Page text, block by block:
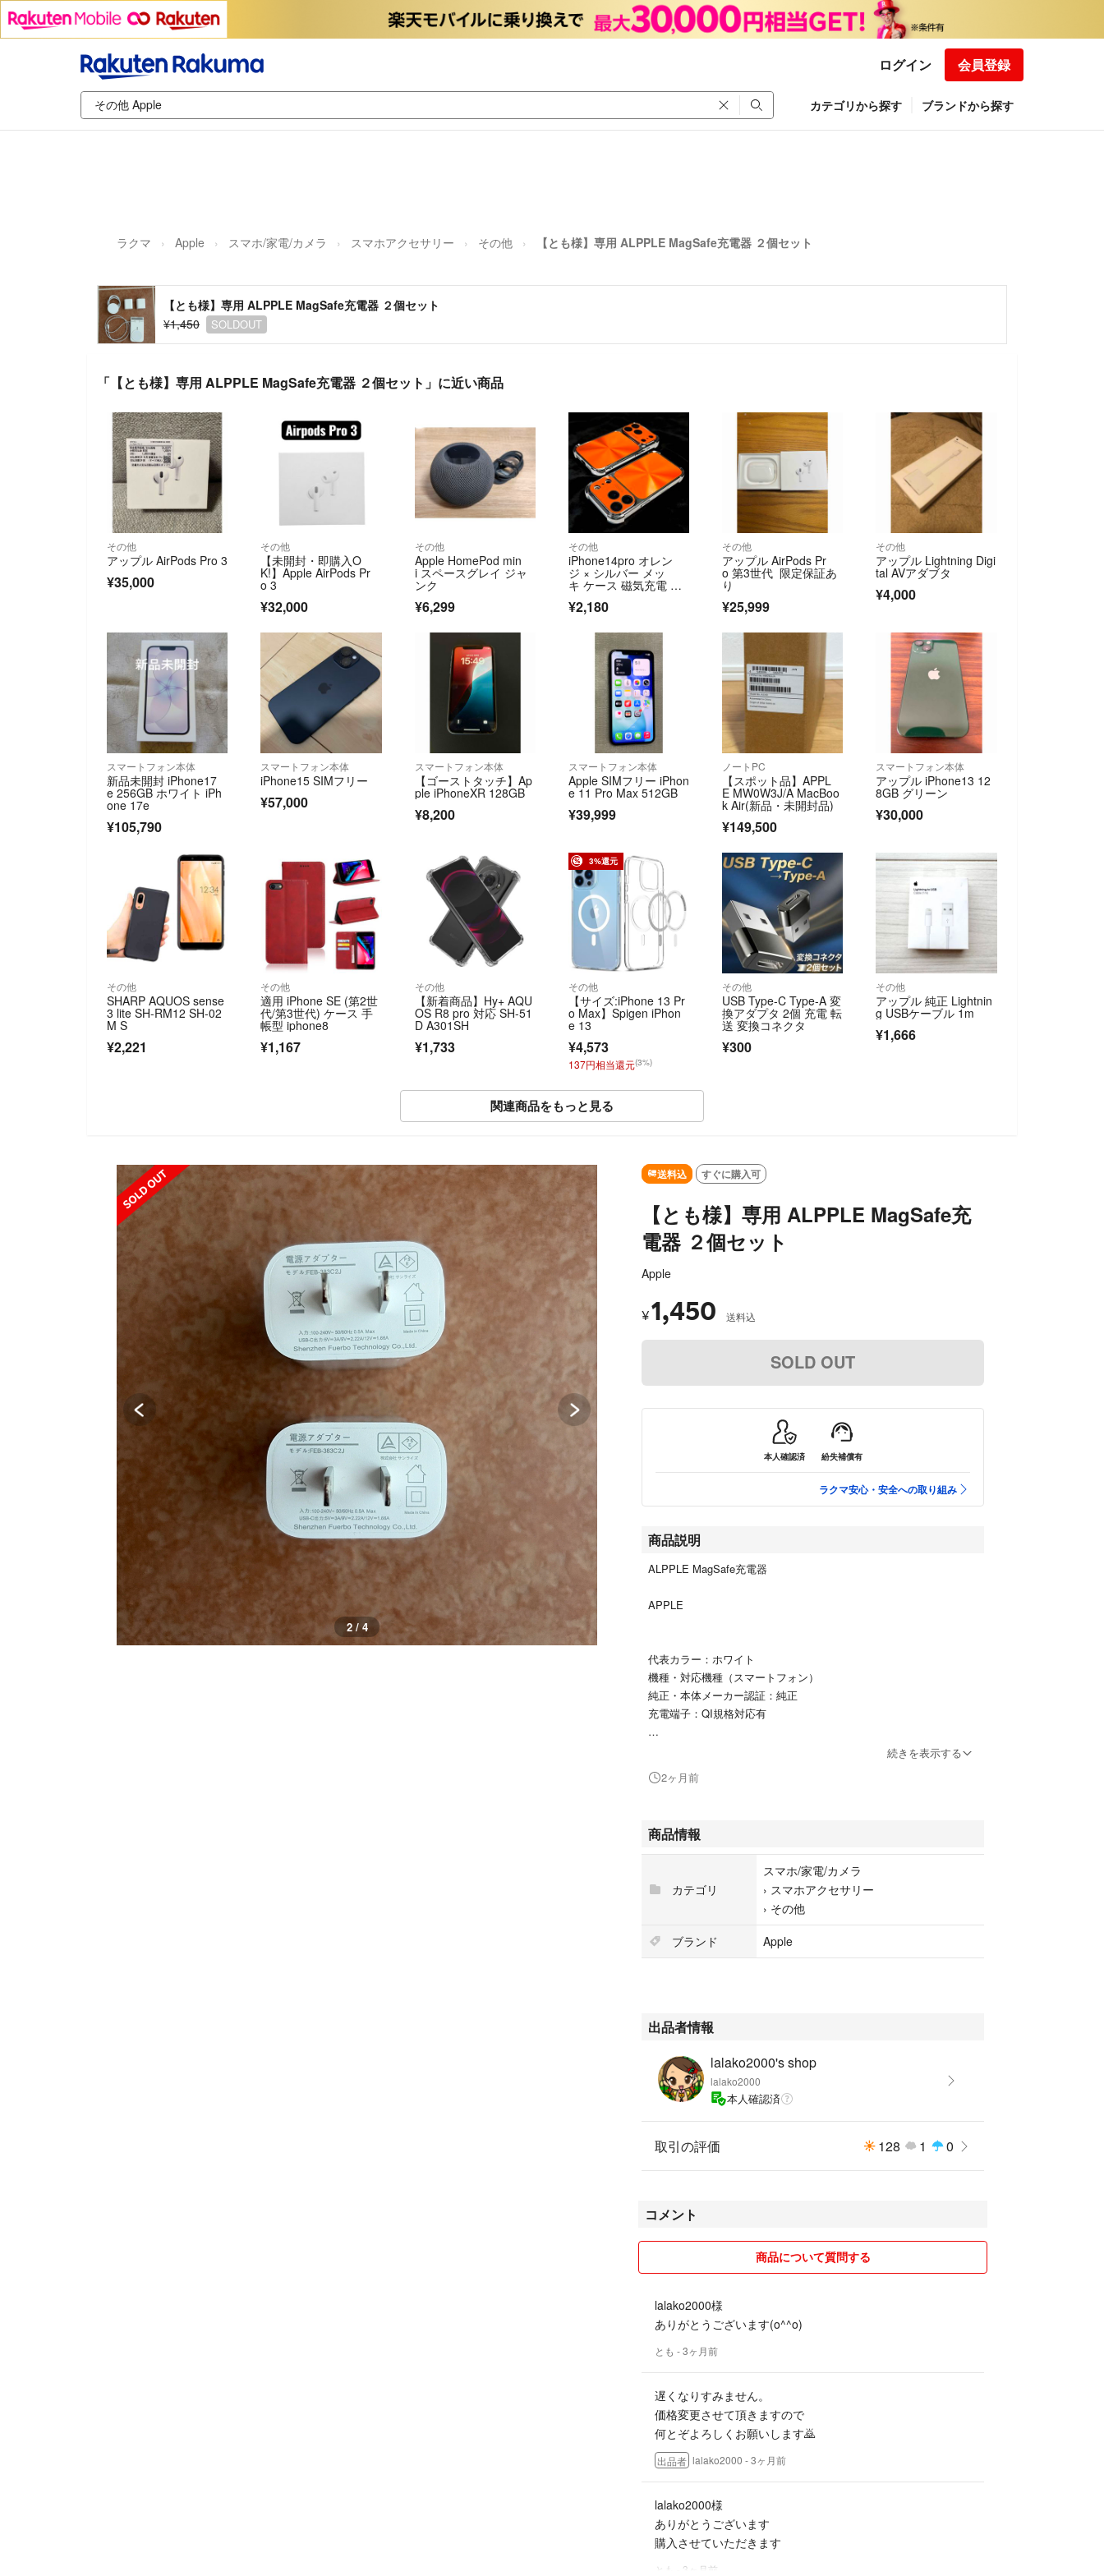
ログイン 会員登録
カテゴリから探す ブランドから探す
ラクマ Apple スマホ/家電/カメラ スマホアクセサリー その他 【とも様】専用 ALPPLE MagSafe充電器 ２個セット
【とも様】専用 ALPPLE MagSafe充電器 ２個セット
¥1,450
SOLDOUT
「【とも様】専用 ALPPLE MagSafe充電器 ２個セット」に近い商品
その他
アップル AirPods Pro 3
¥35,000
その他
【未開封・即購入O
K!】Apple AirPods Pr
o 3
¥32,000
その他
Apple HomePod min
i スペースグレイ ジャ
ンク
¥6,299
その他
iPhone14pro オレン
ジ × シルバー メッ
キ ケース 磁気充電 マ
グセーフ カメラ レン
ズ フルカバー アイフ
¥2,180
その他
アップル AirPods Pr
o 第3世代 限定保証あ
り
¥25,999
その他
アップル Lightning Digi
tal AVアダブタ
¥4,000
スマートフォン本体
新品未開封 iPhone17
e 256GB ホワイト iPh
one 17e
¥105,790
スマートフォン本体
iPhone15 SIMフリー
¥57,000
スマートフォン本体
【ゴーストタッチ】Ap
ple iPhoneXR 128GB
¥8,200
スマートフォン本体
Apple SIMフリー iPhon
e 11 Pro Max 512GB
¥39,999
ノートPC
【スポット品】APPL
E MW0W3J/A MacBoo
k Air(新品・未開封品)
¥149,500
スマートフォン本体
アップル iPhone13 12
8GB グリーン
¥30,000
その他
SHARP AQUOS sense
3 lite SH-RM12 SH-02
M S
¥2,221
その他
適用 iPhone SE (第2世
代/第3世代) ケース 手
帳型 iphone8
¥1,167
その他
【新着商品】Hy+ AQU
OS R8 pro 対応 SH-51
D A301SH
¥1,733
3%還元
その他
【サイズ:iPhone 13 Pr
o Max】Spigen iPhon
e 13
¥4,573
137円相当還元(3%)
その他
USB Type-C Type-A 変
換アダプタ 2個 充電 転
送 変換コネクタ
¥300
その他
アップル 純正 Lightnin
g USBケーブル 1m
¥1,666
関連商品をもっと見る
SOLD OUT SOLD OUT
2 / 4
送料込 すぐに購入可
【とも様】専用 ALPPLE MagSafe充
電器 ２個セット
Apple
¥1,450 送料込
SOLD OUT
本人確認済 紛失補償有
ラクマ安心・安全への取り組み
商品説明
ALPPLE MagSafe充電器
APPLE
代表カラー：ホワイト
機種・対応機種（スマートフォン）
純正・本体メーカー認証：純正
充電端子：QI規格対応有
#スマホアクセサリー
続きを表示する
2ヶ月前
商品情報
カテゴリ
スマホ/家電/カメラ
› スマホアクセサリー
› その他
ブランド
Apple
出品者情報
lalako2000's shop
lalako2000
本人確認済
取引の評価 128 1 0
コメント
商品について質問する
lalako2000様
ありがとうございます(o^^o)
とも - 3ヶ月前
遅くなりすみません。
価格変更させて頂きますので
何とぞよろしくお願いします🙇
出品者 lalako2000 - 3ヶ月前
lalako2000様
ありがとうございます
購入させていただきます
- 3ヶ月前